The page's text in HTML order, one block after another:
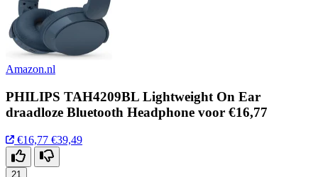
Amazon.nl
PHILIPS TAH4209BL Lightweight On Ear
draadloze Bluetooth Headphone voor €16,77
€16,77 €39,49
21